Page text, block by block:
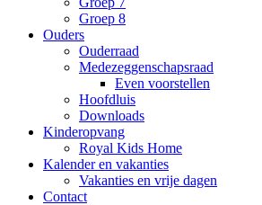
Groep 8
Ouders
Ouderraad
Medezeggenschapsraad
Even voorstellen
Hoofdluis
Downloads
Kinderopvang
Royal Kids Home
Kalender en vakanties
Vakanties en vrije dagen
Contact